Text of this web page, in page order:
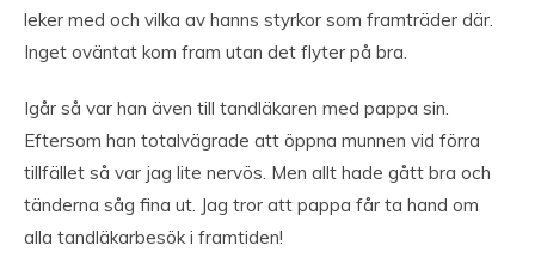
leker med och vilka av hanns styrkor som framträder där.
Inget oväntat kom fram utan det flyter på bra.
Igår så var han även till tandläkaren med pappa sin.
Eftersom han totalvägrade att öppna munnen vid förra
tillfället så var jag lite nervös. Men allt hade gått bra och
tänderna såg fina ut. Jag tror att pappa får ta hand om
alla tandläkarbesök i framtiden!